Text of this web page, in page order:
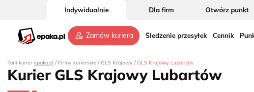
Indywidualnie Dla firm Otwórz punkt
Zamów kuriera Śledzenie przesyłek Cennik
Tani kurier epaka.pl / Firmy kurierskie / GLS Krajowy / GLS Krajowy Lubartów
Kurier GLS Krajowy Lubartów